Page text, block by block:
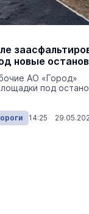
новые
АО «Город»
под
14:25